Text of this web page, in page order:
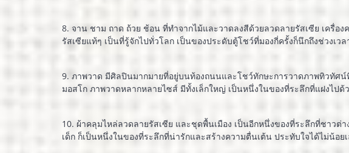
8. จาน ชาม ถาด ถ้วย ช้อน ที่ทำจากไม้และวาดลงสีด้วยลวดลายรัสเซีย เครื่
รัสเซียแท้ๆ เป็นที่รู้จักไปทั่วโลก เป็นของประดับตู้โชว์ที่มองกี่ครั้งก็นึกถึงช่วงเว
9. ภาพวาด มีศิลปินมากมายที่อยู่บนท้องถนนและโชว์ทักษะการวาดภาพทิวทัศ
มอสโก ภาพวาดหลากหลายไซส์ มีทั้งเล็กใหญ่ เป็นหนึ่งในของที่ระลึกที่แฝงไ
10. ผ้าคลุมไหล่ลวดลายรัสเซีย และชุดพื้นเมือง เป็นอีกหนึ่งของที่ระลึกที่ชาว
เด็ก ก็เป็นหนึ่งในของที่ระลึกที่น่ารักและสร้างความตื่นเต้น ประทับใจได้ไม่น้อย